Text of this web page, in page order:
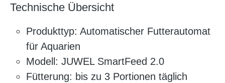
Technische Übersicht
Produkttyp: Automatischer Futterautomat
für Aquarien
Modell: JUWEL SmartFeed 2.0
Fütterung: bis zu 3 Portionen täglich